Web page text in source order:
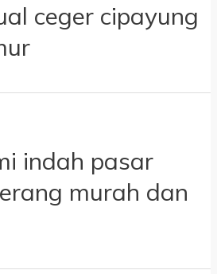
ceger cipayung
indah pasar
murah dan